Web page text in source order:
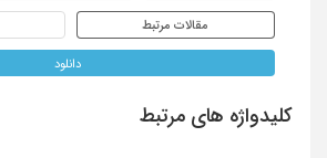
مقالات مرتبط
دانلود
کلیدواژه های مرتبط